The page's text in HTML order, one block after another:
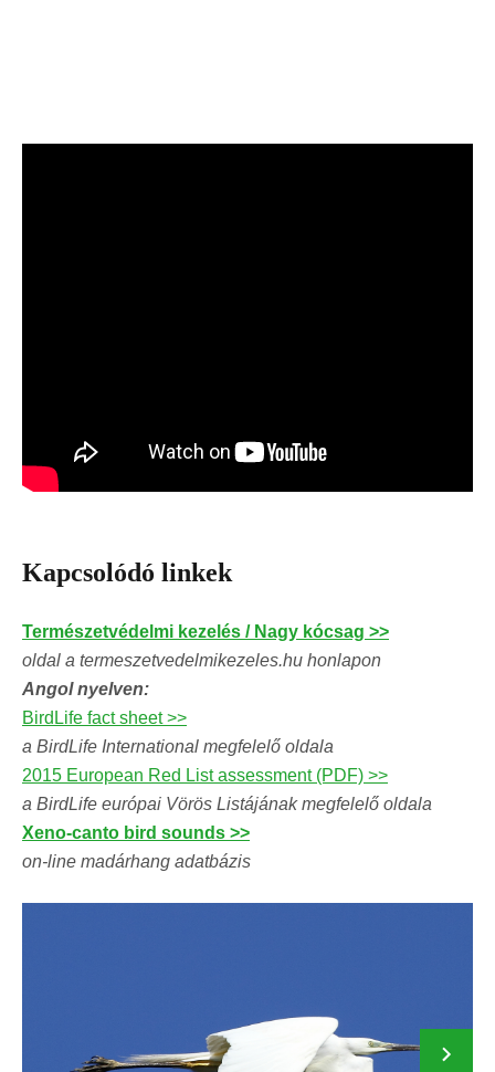
Kapcsolódó linkek
Természetvédelmi kezelés / Nagy kócsag >>
oldal a termeszetvedelmikezeles.hu honlapon
Angol nyelven:
BirdLife fact sheet >>
a BirdLife International megfelelő oldala
2015 European Red List assessment (PDF) >>
a BirdLife európai Vörös Listájának megfelelő oldala
Xeno-canto bird sounds >>
on-line madárhang adatbázis